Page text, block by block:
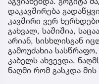
დაკავშირება
კავშირი ვერ
გახვალ, საშიშია,
არიან, სისხლისგან
გამოუძახია
კაბელს ახვევდა,
ნაღმი რომ გასკდა